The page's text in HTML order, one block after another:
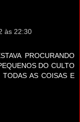
às 22:30
PROCURANDO
DO CULTO
TODAS AS COISAS E